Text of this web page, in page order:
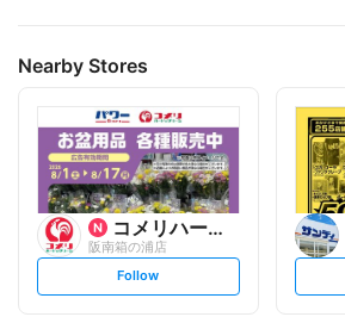
Nearby Stores
コメリハード&グリーン
阪南箱の浦店
s
t
Follow